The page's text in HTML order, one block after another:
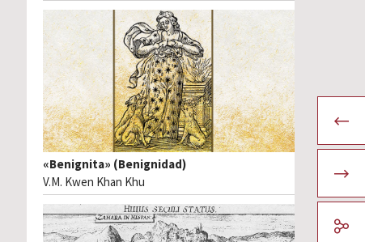
«Benignita» (Benignidad)
V.M. Kwen Khan Khu